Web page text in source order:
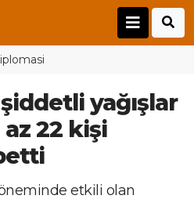
yağışlar
22 kişi
etkili olan